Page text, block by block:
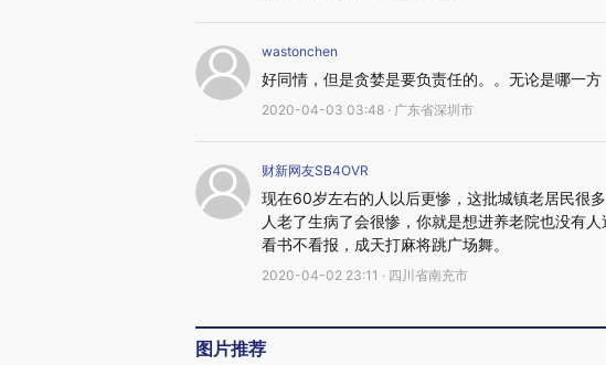
wastonchen
好同情，但是贪婪是要负责任的。。无论是哪一方
2020-04-03 03:48 · 广东省深圳市
财新网友SB4OVR
现在60岁左右的人以后更惨，这批城镇老居民很
人老了生病了会很惨，你就是想进养老院也没有
看书不看报，成天打麻将跳广场舞。
2020-04-02 23:11 · 四川省南充市
图片推荐